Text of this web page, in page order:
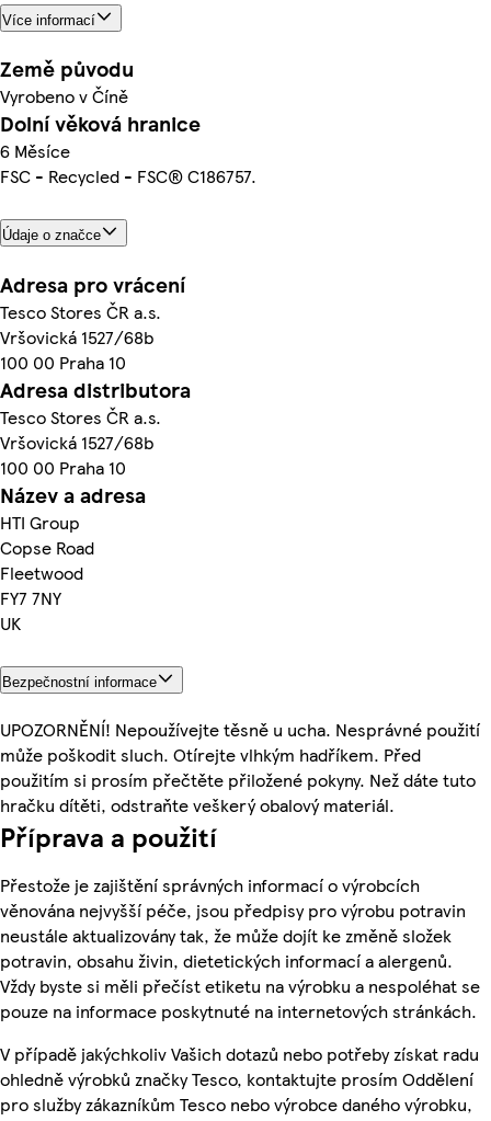
Více informací
Země původu
Vyrobeno v Číně
Dolní věková hranice
6 Měsíce
FSC - Recycled - FSC® C186757.
Údaje o značce
Adresa pro vrácení
Tesco Stores ČR a.s.
Vršovická 1527/68b
100 00 Praha 10
Adresa distributora
Tesco Stores ČR a.s.
Vršovická 1527/68b
100 00 Praha 10
Název a adresa
HTI Group
Copse Road
Fleetwood
FY7 7NY
UK
Bezpečnostní informace
UPOZORNĚNÍ! Nepoužívejte těsně u ucha. Nesprávné použití
může poškodit sluch. Otírejte vlhkým hadříkem. Před
použitím si prosím přečtěte přiložené pokyny. Než dáte tuto
hračku dítěti, odstraňte veškerý obalový materiál.
Příprava a použití
Přestože je zajištění správných informací o výrobcích
věnována nejvyšší péče, jsou předpisy pro výrobu potravin
neustále aktualizovány tak, že může dojít ke změně složek
potravin, obsahu živin, dietetických informací a alergenů.
Vždy byste si měli přečíst etiketu na výrobku a nespoléhat se
pouze na informace poskytnuté na internetových stránkách.
V případě jakýchkoliv Vašich dotazů nebo potřeby získat radu
ohledně výrobků značky Tesco, kontaktujte prosím Oddělení
pro služby zákazníkům Tesco nebo výrobce daného výrobku,